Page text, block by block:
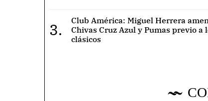
3.
Club América: Miguel Herrera
Chivas Cruz Azul y Pumas previo a
clásicos